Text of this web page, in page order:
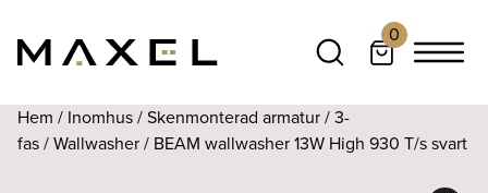
0
Hem / Inomhus/Skenmonterad armatur/3-
fas/Wallwasher/ BEAM wallwasher 13W High 930 T/s svart